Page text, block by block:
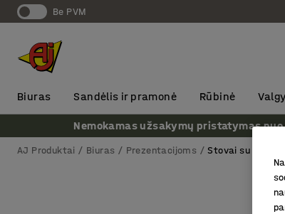
Be PVM
Biuras Sandėlis ir pramonė Rūbinė
Nemokamas užsakymų pristatymas nuo
AJ Produktai Biuras Prezentacijoms Stovai su